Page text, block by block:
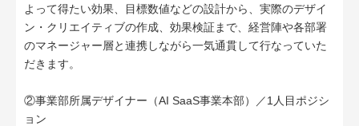
よって得たい効果、目標数値などの設計から、実際のデザイ
ン・クリエイティブの作成、効果検証まで、経営陣や各部署
のマネージャー層と連携しながら一気通貫して行なっていた
だきます。
②事業部所属デザイナー（AI SaaS事業本部）／1人目ポジシ
ョン